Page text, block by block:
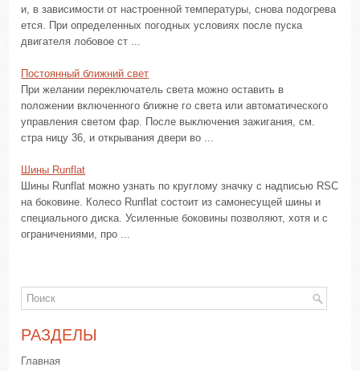
и, в зависимости от настроенной температуры, снова подогрева
ется. При определенных погодных условиях после пуска
двигателя лобовое ст ...
Постоянный ближний свет
При желании переключатель света можно оставить в
положении включенного ближне го света или автоматического
управления светом фар. После выключения зажигания, см.
стра ницу 36, и открывания двери во ...
Шины Runflat
Шины Runflat можно узнать по круглому значку с надписью RSC
на боковине. Колесо Runflat состоит из самонесущей шины и
специального диска. Усиленные боковины позволяют, хотя и с
ограничениями, про ...
РАЗДЕЛЫ
Главная